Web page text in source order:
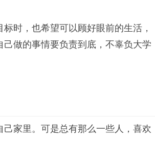
时，也希望可以顾好眼前的生活，
做的事情要负责到底，不辜负大学
家里。可是总有那么一些人，喜欢